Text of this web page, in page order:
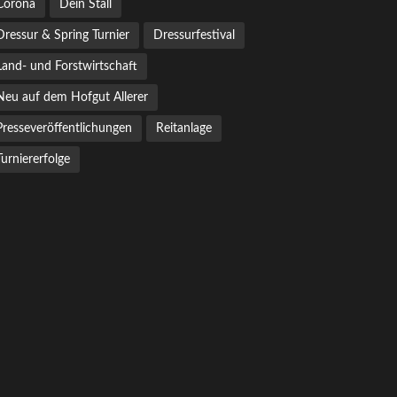
Dein Stall
Dressur & Spring Turnier Dressurfestival
und Forstwirtschaft
auf dem Hofgut Allerer
Reitanlage
Turniererfolge